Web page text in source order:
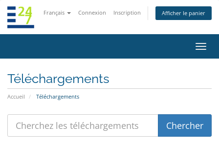
Français Connexion Inscription Afficher le panier
la
Téléchargements
Accueil Téléchargements